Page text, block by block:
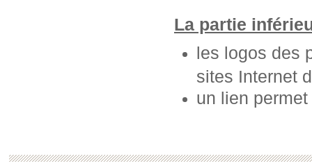
La partie
les logos des
sites Internet
un lien